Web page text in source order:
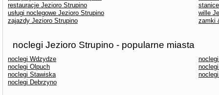
restauracje Jezioro Strupino
usługi noclegowe Jezioro Strupino
wille
zajazdy Jezioro Strupino
zamki
noclegi Jezioro Strupino - popularne miasta
noclegi Wdzydze
noclegi
noclegi Olpuch
noclegi Stawiska
noclegi Debrzyno